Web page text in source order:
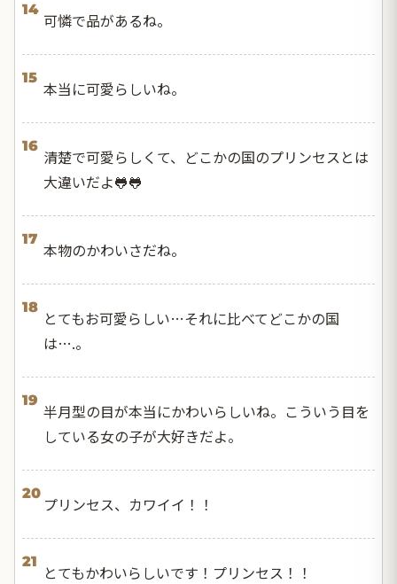
14
可憐で品があるね。
15
本当に可愛らしいね。
16
清楚で可愛らしくて、どこかの国のプリンセスとは
大違いだよ🐸🐸
17
本物のかわいさだね。
18
とてもお可愛らしい…それに比べてどこかの国
は….。
19
半月型の目が本当にかわいらしいね。こういう目を
している女の子が大好きだよ。
20
プリンセス、カワイイ！！
21
とてもかわいらしいです！プリンセス！！